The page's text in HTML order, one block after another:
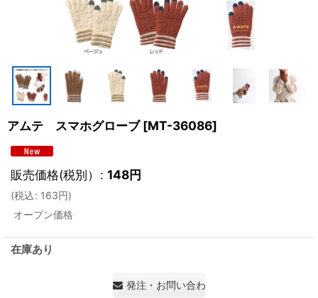
アムテ スマホグローブ [MT-36086]
販売価格(税別） : 148円
(税込: 163円)
オープン価格
在庫あり
発注・お問い合わせ・見積もり依頼